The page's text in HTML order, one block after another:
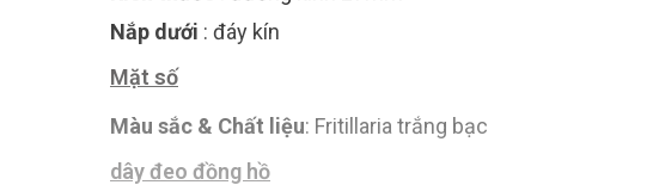
Nắp dưới : đáy kín
Mặt số
Màu sắc & Chất liệu: Fritillaria trắng bạc
dây đeo đồng hồ